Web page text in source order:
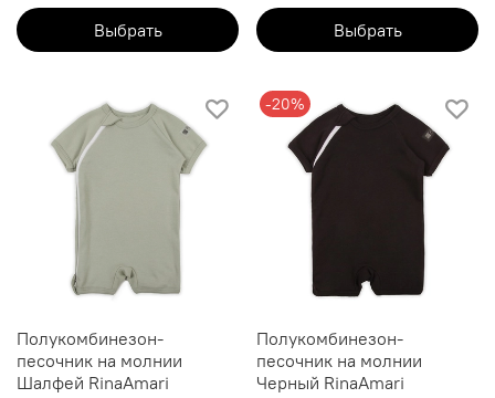
Выбрать Выбрать
Полукомбинезон-
песочник на молнии
Шалфей RinaAmari
-20%
Полукомбинезон-
песочник на молнии
Черный RinaAmari